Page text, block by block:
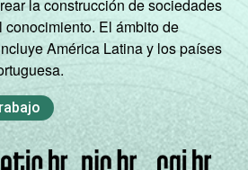
la construcción de sociedades
El ámbito de
América Latina y los países